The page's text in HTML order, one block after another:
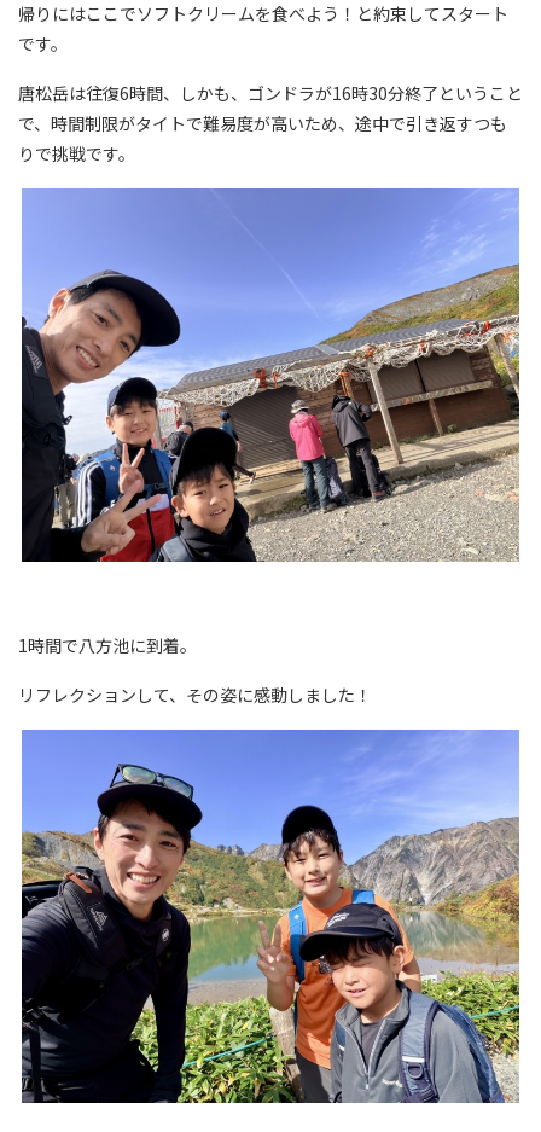
帰りにはここでソフトクリームを食べよう！と約束してスタート
です。
唐松岳は往復6時間、しかも、ゴンドラが16時30分終了ということ
で、時間制限がタイトで難易度が高いため、途中で引き返すつも
りで挑戦です。
1時間で八方池に到着。
リフレクションして、その姿に感動しました！